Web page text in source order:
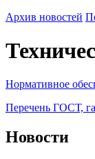
Архив новостей
Нормативное
Перечень ГОСТ,
Новости